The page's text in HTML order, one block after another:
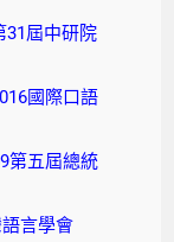
31屆中研院
國際口語
第五屆總統
言學會